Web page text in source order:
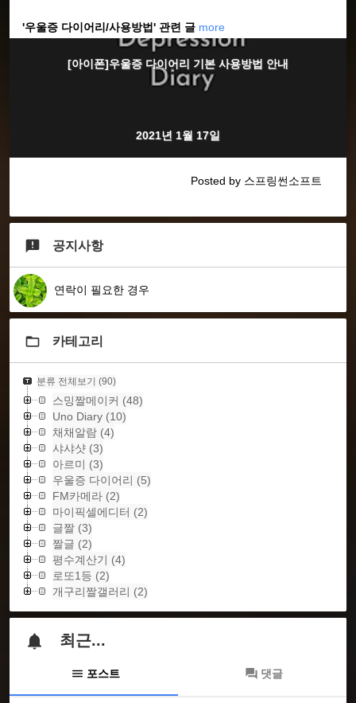
'우울증 다이어리/사용방법' 관련 글 more
[아이폰]우울증 다이어리 기본 사용방법 안내
2021년 1월 17일
Posted by 스프링썬소프트
공지사항
연락이 필요한 경우
카테고리
분류 전체보기 (90)
스밍짤메이커 (48)
Uno Diary (10)
채채알람 (4)
샤샤샷 (3)
아르미 (3)
우울증 다이어리 (5)
FM카메라 (2)
마이픽셀에디터 (2)
글짤 (3)
짤글 (2)
평수계산기 (4)
로또1등 (2)
개구리짤갤러리 (2)
최근...
포스트 댓글